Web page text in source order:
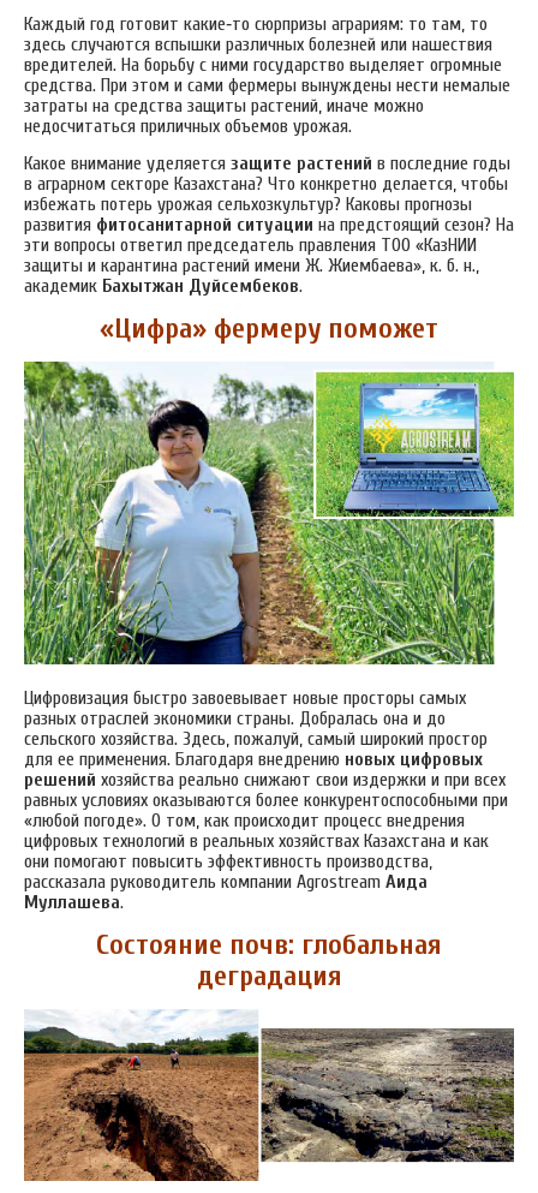
Каждый год готовит какие‑то сюрпризы аграриям: то там, то
здесь случаются вспышки различных болезней или нашествия
вредителей. На борьбу с ними государство выделяет огромные
средства. При этом и сами фермеры вынуждены нести немалые
затраты на средства защиты растений, иначе можно
недосчитаться приличных объемов урожая.
Какое внимание уделяется защите растений в последние годы
в аграрном секторе Казахстана? Что конкретно делается, чтобы
избежать потерь урожая сельхозкультур? Каковы прогнозы
развития фитосанитарной ситуации на предстоящий сезон? На
эти вопросы ответил председатель правления ТОО «КазНИИ
защиты и карантина растений имени Ж. Жиембаева», к. б. н.,
академик Бахытжан Дуйсембеков.
«Цифра» фермеру поможет
Цифровизация быстро завоевывает новые просторы самых
разных отраслей экономики страны. Добралась она и до
сельского хозяйства. Здесь, пожалуй, самый широкий простор
для ее применения. Благодаря внедрению новых цифровых
решений хозяйства реально снижают свои издержки и при всех
равных условиях оказываются более конкурентоспособными при
«любой погоде». О том, как происходит процесс внедрения
цифровых технологий в реальных хозяйствах Казахстана и как
они помогают повысить эффективность производства,
рассказала руководитель компании Agrostream Аида
Муллашева.
Состояние почв: глобальная
деградация